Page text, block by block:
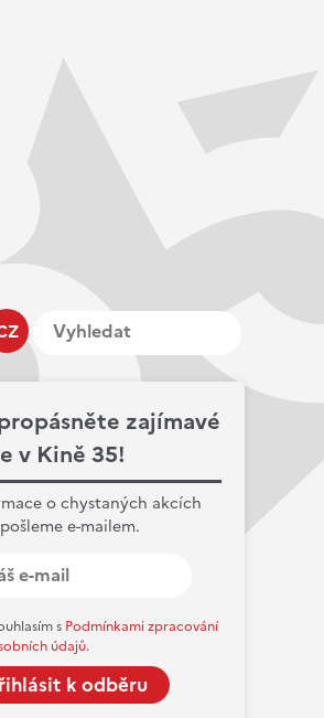
zajímavé
v Kině 35!
o chystaných akcích
e-mailem.
s Podmínkami zpracování
údajů.